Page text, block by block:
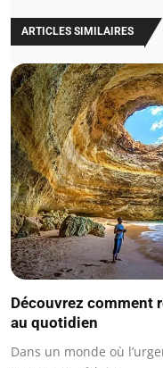
ARTICLES SIMILAIRES
Découvrez comment
au quotidien
Dans un monde où